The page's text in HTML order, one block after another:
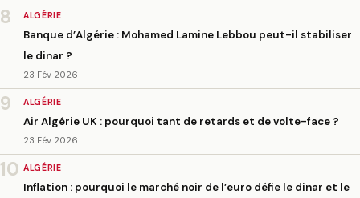
8 ALGÉRIE
Banque d’Algérie : Mohamed Lamine Lebbou peut-il stabiliser
le dinar ?
23 Fév 2026
9 ALGÉRIE
Air Algérie UK : pourquoi tant de retards et de volte-face ?
23 Fév 2026
10 ALGÉRIE
Inflation : pourquoi le marché noir de l’euro défie le dinar et le